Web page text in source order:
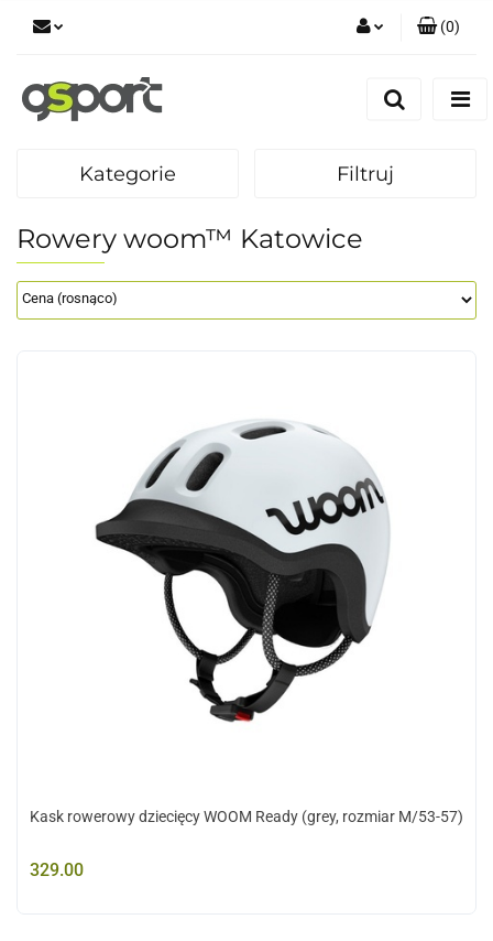
Zgody cookies
(0)
Kategorie Filtruj
Rowery woom™ Katowice
Kask rowerowy dziecięcy WOOM Ready (grey, rozmiar M/53-57)
329.00